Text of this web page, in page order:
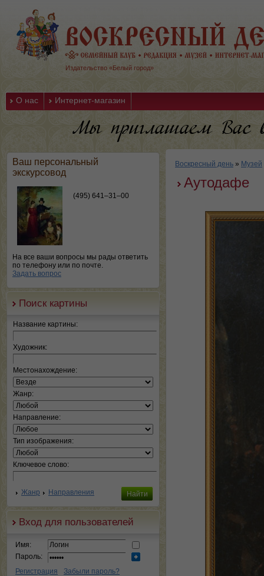
Издательство «Белый город»
О нас Интернет-магазин
Ваш персональный
экскурсовод
(495) 641–31–00
На все ваши вопросы мы рады ответить
по телефону или по почте.
Задать вопрос
Поиск картины
Название картины:
Художник:
Местонахождение:
Жанр:
Направление:
Тип изображения:
Ключевое слово:
Жанр Направления
Вход для пользователей
Имя:
Пароль:
Регистрация
Забыли пароль?
Воскресный день » Музей
Аутодафе